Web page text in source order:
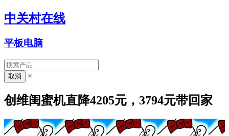
中关村在线
平板电脑
×
创维闺蜜机直降4205元，3794元带回家